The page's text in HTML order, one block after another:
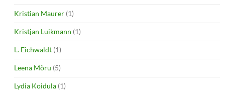
Kristian Maurer (1)
Kristjan Luikmann (1)
L. Eichwaldt (1)
Leena Mõru (5)
Lydia Koidula (1)